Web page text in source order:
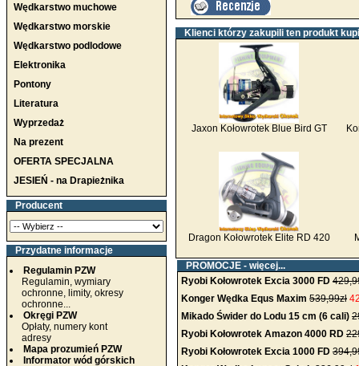
Wędkarstwo muchowe
Wędkarstwo morskie
Wędkarstwo podlodowe
Elektronika
Pontony
Literatura
Wyprzedaż
Na prezent
OFERTA SPECJALNA
JESIEŃ - na Drapieżnika
Producent
Przydatne informacje
Regulamin PZW
Regulamin, wymiary
ochronne, limity, okresy
ochronne...
Okręgi PZW
Opłaty, numery kont
adresy
Mapa prozumień PZW
Informator wód górskich
Klienci którzy zakupili ten produkt
Jaxon Kołowrotek Blue Bird GT
Dragon Kołowrotek Elite RD 420
PROMOCJE - więcej...
Ryobi Kołowrotek Excia 3000 FD
Konger Wędka Equs Maxim 539,99zł
Mikado Świder do Lodu 15 cm (6 cali)
Ryobi Kołowrotek Amazon 4000 RD
Ryobi Kołowrotek Excia 1000 FD